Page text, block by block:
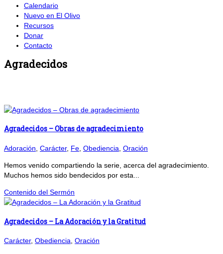
Calendario
Nuevo en El Olivo
Recursos
Donar
Contacto
Agradecidos
Agradecidos – Obras de agradecimiento
Adoración Carácter, Fe Obediencia Oración
Hemos venido compartiendo la serie, acerca del agradecimiento.
Muchos hemos sido bendecidos por esta...
Contenido del Sermón
Agradecidos – La Adoración y la Gratitud
Carácter, Obediencia Oración